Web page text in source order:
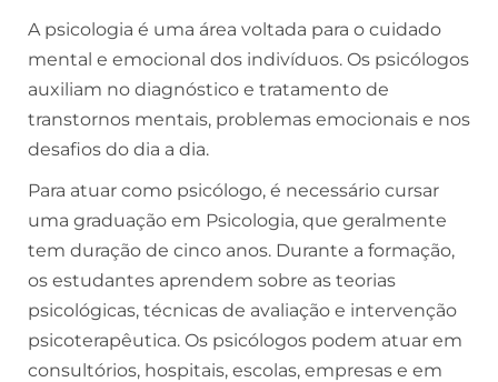
A psicologia é uma área voltada para o cuidado
mental e emocional dos indivíduos. Os psicólogos
auxiliam no diagnóstico e tratamento de
transtornos mentais, problemas emocionais e nos
desafios do dia a dia.
Para atuar como psicólogo, é necessário cursar
uma graduação em Psicologia, que geralmente
tem duração de cinco anos. Durante a formação,
os estudantes aprendem sobre as teorias
psicológicas, técnicas de avaliação e intervenção
psicoterapêutica. Os psicólogos podem atuar em
consultórios, hospitais, escolas, empresas e em